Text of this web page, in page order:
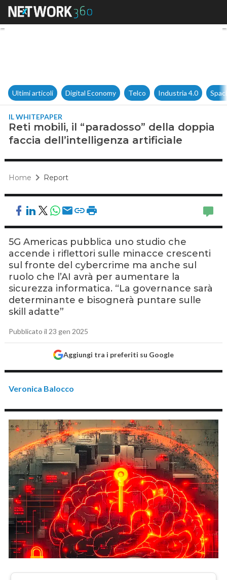
Reti mobili, il “paradosso”
Ultimi articoli Digital Economy Telco Industria 4.0
IL WHITEPAPER
Reti mobili, il “paradosso” della doppia
faccia dell’intelligenza artificiale
Home Report
5G Americas pubblica uno studio che
accende i riflettori sulle minacce crescenti
sul fronte del cybercrime ma anche sul
ruolo che l’AI avrà per aumentare la
sicurezza informatica. “La governance sarà
determinante e bisognerà puntare sulle
skill adatte”
Pubblicato il 23 gen 2025
Aggiungi tra i preferiti su Google
Veronica Balocco